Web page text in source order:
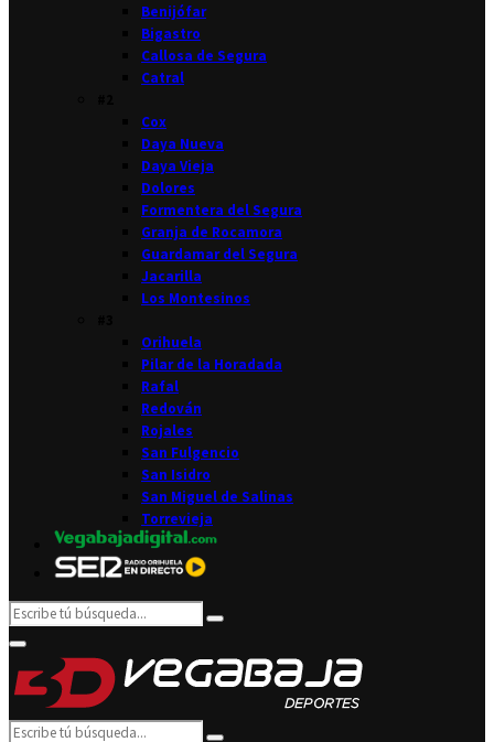
Benijófar
Bigastro
Callosa de Segura
Catral
Cox
Daya Nueva
Daya Vieja
Dolores
Formentera del Segura
Granja de Rocamora
Guardamar del Segura
Jacarilla
Los Montesinos
Orihuela
Pilar de la Horadada
Rafal
Redován
Rojales
San Fulgencio
San Isidro
San Miguel de Salinas
Torrevieja
Search
for:
Search
Primary
Menu
Search